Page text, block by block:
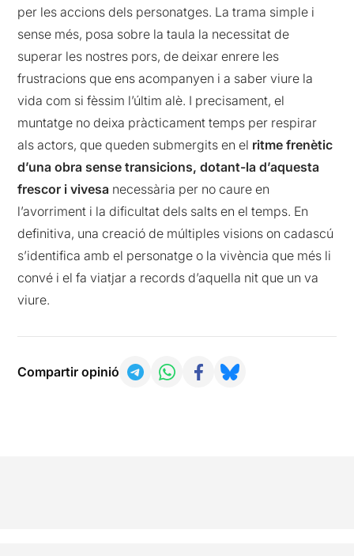
per les accions dels personatges. La trama simple i
sense més, posa sobre la taula la necessitat de
superar les nostres pors, de deixar enrere les
frustracions que ens acompanyen i a saber viure la
vida com si fèssim l’últim alè. I precisament, el
muntatge no deixa pràcticament temps per respirar
als actors, que queden submergits en el ritme frenètic
d’una obra sense transicions, dotant-la d’aquesta
frescor i vivesa necessària per no caure en
l’avorriment i la dificultat dels salts en el temps. En
definitiva, una creació de múltiples visions on cadascú
s’identifica amb el personatge o la vivència que més li
convé i el fa viatjar a records d’aquella nit que un va
viure.
Compartir opinió